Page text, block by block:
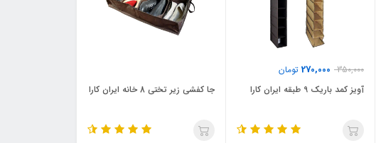
350,000
270,000 تومان
آویز کمد باریک 9 طبقه ایران کارا جا کفشی زیر تختی 8 خانه ایران کارا